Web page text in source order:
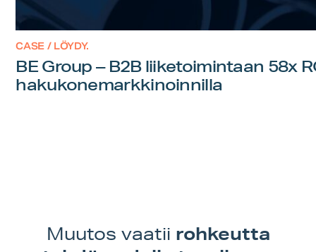
CASE / LÖYDY.
BE Group – B2B liiketoimintaan 58x
hakukonemarkkinoinnilla
Muutos vaatii rohkeutta